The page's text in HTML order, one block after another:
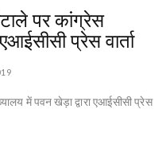
पर लगातार दूसरी बार शपथ लिया।
ने हरियाणा के उपमुख्यमंत्री के
दो हफ़्ते के लिए जेल से छुट्टी मिली है।
पर कांग्रेस
प्रेस वार्ता
में पवन खेड़ा द्वारा एआईसीसी प्रेस